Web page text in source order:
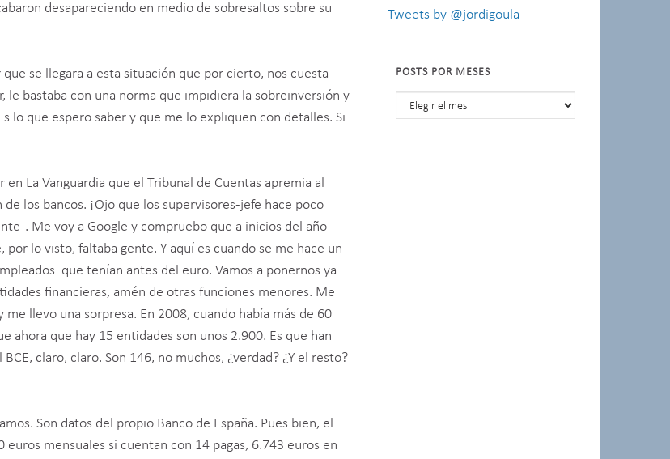
desapareciendo en medio de sobresaltos sobre su
se llegara a esta situación que por cierto, nos cuesta
bastaba con una norma que impidiera la sobreinversión y
lo que espero saber y que me lo expliquen con detalles. Si
La Vanguardia que el Tribunal de Cuentas apremia al
los bancos. ¡Ojo que los supervisores-jefe hace poco
. Me voy a Google y compruebo que a inicios del año
lo visto, faltaba gente. Y aquí es cuando se me hace un
que tenían antes del euro. Vamos a ponernos ya
financieras, amén de otras funciones menores. Me
llevo una sorpresa. En 2008, cuando había más de 60
que hay 15 entidades son unos 2.900. Es que han
claro, claro. Son 146, no muchos, ¿verdad? ¿Y el resto?
Son datos del propio Banco de España. Pues bien, el
mensuales si cuentan con 14 pagas, 6.743 euros en
Tweets by @jordigoula
POSTS POR MESES
Posts por meses